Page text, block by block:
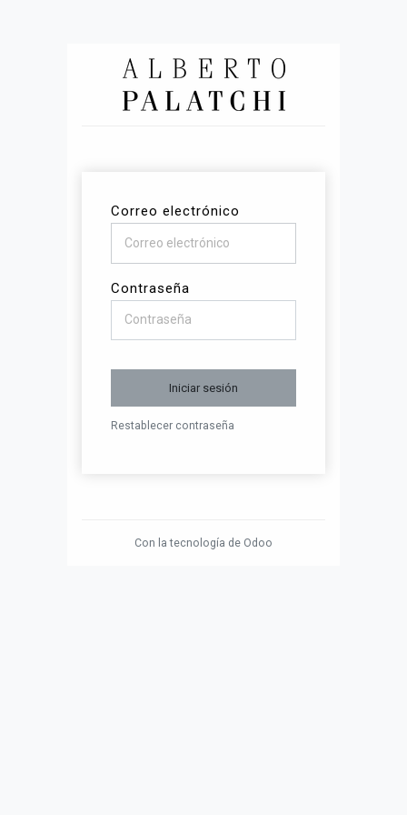
Correo electrónico
Contraseña
Iniciar sesión
Restablecer contraseña
Con la tecnología de Odoo